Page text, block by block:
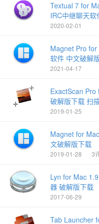
Textual 7 for
IRC中继聊天软
2020-02-01
Magnet Pro
软件 中文破解
2021-04-17
ExactScan
破解版下载 扫
2019-01-25
Magnet for
文破解版下载
2019-01-28 3
Lyn for Mac
器 破解版下载
2017-06-29
Tab Launcher